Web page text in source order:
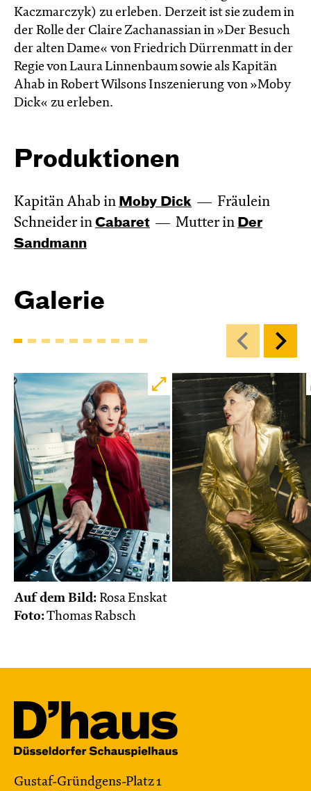
Kaczmarczyk) zu erleben. Derzeit ist sie zudem in
der Rolle der Claire Zachanassian in »Der Besuch
der alten Dame« von Friedrich Dürrenmatt in der
Regie von Laura Linnenbaum sowie als Kapitän
Ahab in Robert Wilsons Inszenierung von »Moby
Dick« zu erleben.
Produktionen
Kapitän Ahab in Moby Dick
Fräulein
Schneider in Cabaret Mutter in Der
Sandmann
Galerie
Auf dem Bild: Rosa Enskat
Foto:Thomas Rabsch
Gustaf-Gründgens-Platz 1